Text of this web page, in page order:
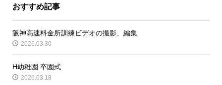
おすすめ記事
阪神高速料金所訓練ビデオの撮影、編集
2026.03.30
H幼稚園 卒園式
2026.03.18